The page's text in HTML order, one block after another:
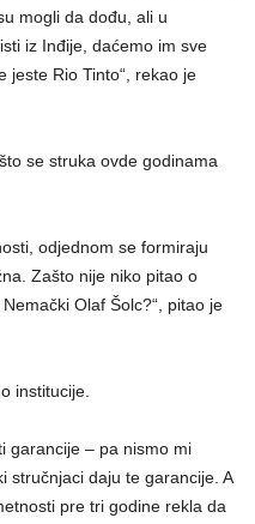
mogli da dođu, ali u
iz Inđije, daćemo im sve
jeste Rio Tinto“, rekao je
se struka ovde godinama
odjednom se formiraju
Zašto nije niko pitao o
Olaf Šolc?“, pitao je
institucije.
garancije – pa nismo mi
stručnjaci daju te garancije. A
pre tri godine rekla da